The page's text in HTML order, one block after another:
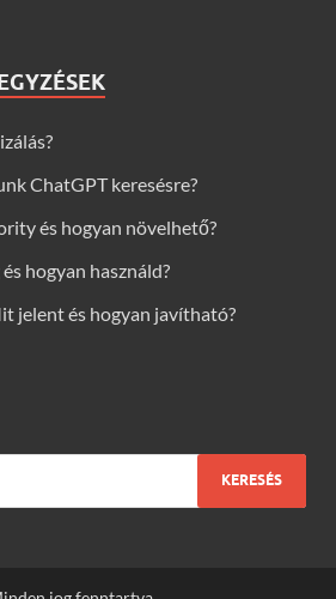
ChatGPT keresésre?
és hogyan növelhető?
hogyan használd?
jelent és hogyan javítható?